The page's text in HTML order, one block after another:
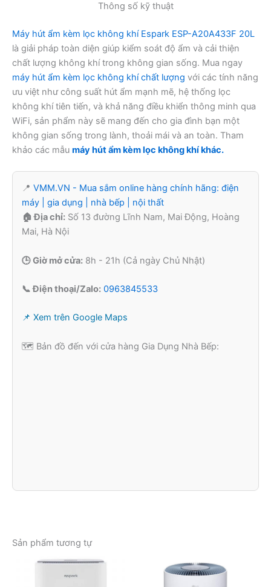
Thông số kỹ thuật
Máy hút ẩm kèm lọc không khí Espark ESP-A20A433F 20L
là giải pháp toàn diện giúp kiểm soát độ ẩm và cải thiện
chất lượng không khí trong không gian sống. Mua ngay
máy hút ẩm kèm lọc không khí chất lượng với các tính năng
ưu việt như công suất hút ẩm mạnh mẽ, hệ thống lọc
không khí tiên tiến, và khả năng điều khiển thông minh qua
WiFi, sản phẩm này sẽ mang đến cho gia đình bạn một
không gian sống trong lành, thoải mái và an toàn. Tham
khảo các mẫu máy hút ẩm kèm lọc không khí khác.
📍 VMM.VN - Mua sắm online hàng chính hãng: điện
máy | gia dụng | nhà bếp | nội thất
🏠 Địa chỉ: Số 13 đường Lĩnh Nam, Mai Động, Hoàng
Mai, Hà Nội
🕒 Giờ mở cửa: 8h - 21h (Cả ngày Chủ Nhật)
📞 Điện thoại/Zalo: 0963845533
📌 Xem trên Google Maps
🗺️ Bản đồ đến với cửa hàng Gia Dụng Nhà Bếp:
Sản phẩm tương tự